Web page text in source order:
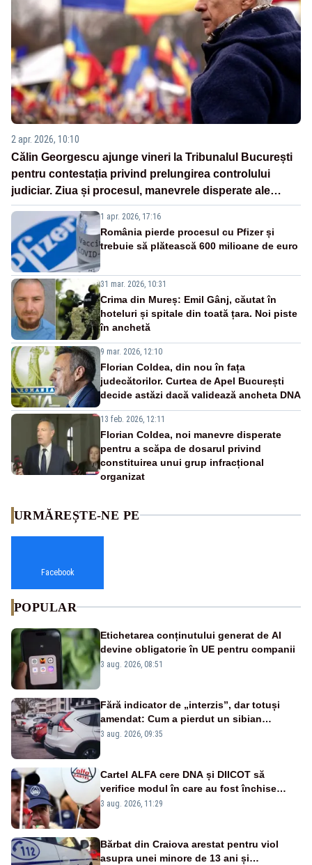
2 apr. 2026, 10:10
Călin Georgescu ajunge vineri la Tribunalul București
pentru contestația privind prelungirea controlului
judiciar. Ziua și procesul, manevrele disperate ale
Sistemului
1 apr. 2026, 17:16
România pierde procesul cu Pfizer și
trebuie să plătească 600 milioane de euro
31 mar. 2026, 10:31
Crima din Mureș: Emil Gânj, căutat în
hoteluri și spitale din toată țara. Noi piste
în anchetă
9 mar. 2026, 12:10
Florian Coldea, din nou în fața
judecătorilor. Curtea de Apel București
decide astăzi dacă validează ancheta DNA
13 feb. 2026, 12:11
Florian Coldea, noi manevre disperate
pentru a scăpa de dosarul privind
constituirea unui grup infracțional
organizat
URMĂREȘTE-NE PE
Facebook
POPULAR
Etichetarea conținutului generat de AI
devine obligatorie în UE pentru companii
3 aug. 2026, 08:51
Fără indicator de „interzis”, dar totuși
amendat: Cum a pierdut un sibian
procesul pentru o parcare în centrul
3 aug. 2026, 09:35
Cartel ALFA cere DNA și DIICOT să
verifice modul în care au fost închise
centralele pe cărbune
3 aug. 2026, 11:29
Bărbat din Craiova arestat pentru viol
asupra unei minore de 13 ani și